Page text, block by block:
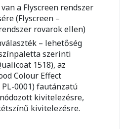
a Flyscreen rendszer
(Flyscreen –
rovarok ellen)
– lehetőség
szerinti
1518), az
Colour Effect
0001) fautánzatú
kivitelezésre,
kivitelezésre.